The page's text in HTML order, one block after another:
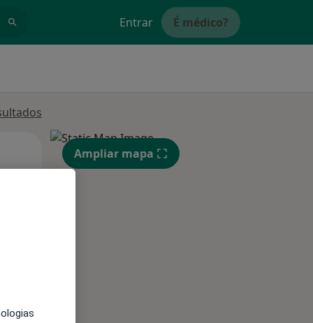
Entrar É médico?
Segunda-feira Ter, Qua
12 Ago
Ampliar mapa